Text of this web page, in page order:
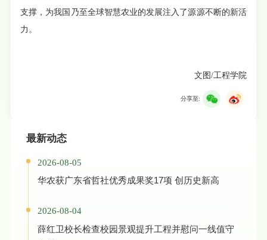
支撑，为我国乃至全球智慧农业的发展注入了源源不断的新活
力。
文图/工程学院
分享至:
最新动态
2026-08-05
华农获广东省哲社优秀成果奖17项 创历史新高
2026-08-04
薛红卫校长检查校园景观提升工程并慰问一线值守